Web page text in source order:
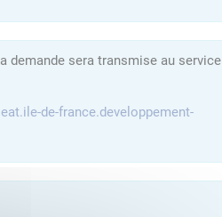
demande sera transmise au service
de-france.developpement-